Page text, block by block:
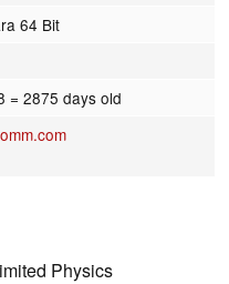
64 Bit
= 2875 days old
Physics